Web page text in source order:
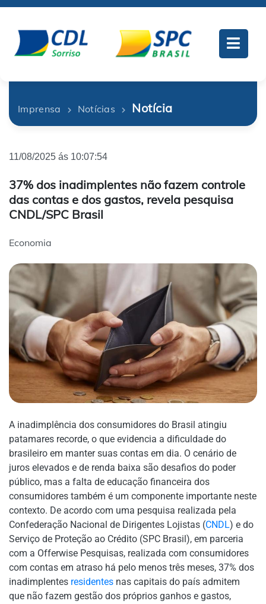
Imprensa Notícias Notícia
11/08/2025 ás 10:07:54
37% dos inadimplentes não fazem controle
das contas e dos gastos, revela pesquisa
CNDL/SPC Brasil
Economia
A inadimplência dos consumidores do Brasil atingiu
patamares recorde, o que evidencia a dificuldade do
brasileiro em manter suas contas em dia. O cenário de
juros elevados e de renda baixa são desafios do poder
público, mas a falta de educação financeira dos
consumidores também é um componente importante neste
contexto. De acordo com uma pesquisa realizada pela
Confederação Nacional de Dirigentes Lojistas (CNDL) e do
Serviço de Proteção ao Crédito (SPC Brasil), em parceria
com a Offerwise Pesquisas, realizada com consumidores
com contas em atraso há pelo menos três meses, 37% dos
inadimplentes residentes nas capitais do país admitem
que não fazem gestão dos próprios ganhos e gastos,